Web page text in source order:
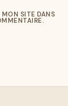
SITE DANS